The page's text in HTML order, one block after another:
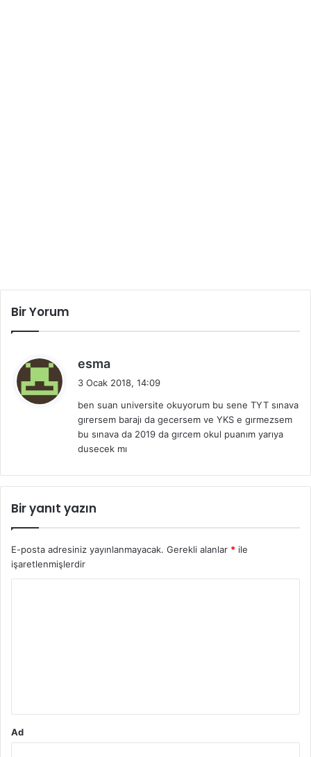
Bir Yorum
esma
e
i
k
i
3 Ocak 2018, 14:09
ben suan universite okuyorum bu sene TYT sınava
gırersem barajı da gecersem ve YKS e gırmezsem
bu sınava da 2019 da gırcem okul puanım yarıya
dusecek mı
Bir yanıt yazın
E-posta adresiniz yayınlanmayacak. Gerekli alanlar * ile
işaretlenmişlerdir
Ad